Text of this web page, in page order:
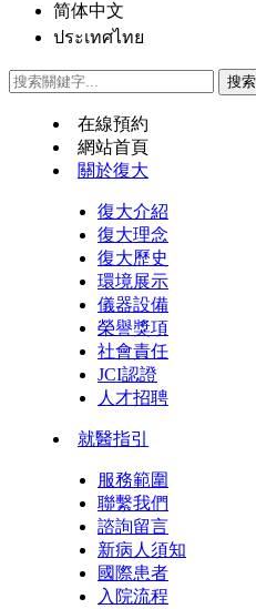
简体中文
ประเทศไทย
在線預約
網站首頁
關於復大
復大介紹
復大理念
復大歷史
環境展示
儀器設備
榮譽獎項
社會責任
JCI認證
人才招聘
就醫指引
服務範圍
聯繫我們
諮詢留言
新病人須知
國際患者
入院流程